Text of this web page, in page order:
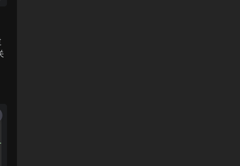
(KHTML, like Gecko) Chrome/58.0.3029.110 Safari/537.3"